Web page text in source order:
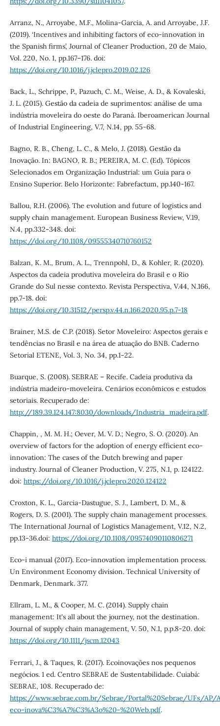
Arranz, N., Arroyabe, M.F., Molina-Garcia, A. and Arroyabe, J.F.
(2019). ‘Incentives and inhibiting factors of eco-innovation in
the Spanish firms’, Journal of Cleaner Production, 20 de Maio,
Vol. 220, No. 1, pp.167–176. doi:
https://doi.org/10.1016/j.jclepro.2019.02.126
Back, L., Schrippe, P., Pazuch, C. M., Weise, A. D., & Kovaleski,
J. L. (2015). Gestão da cadeia de suprimentos: análise de uma
indústria moveleira do oeste do Paraná. Iberoamerican Journal
of Industrial Engineering, V.7, N.14, pp. 55-68.
Bagno, R. B., Cheng, L. C., & Melo, J. (2018). Gestão da
Inovação. In: BAGNO, R. B.; PEREIRA, M. C. (Ed). Tópicos
Selecionados em Organização Industrial: um Guia para o
Ensino Superior. Belo Horizonte: Fabrefactum, pp.140-167.
Ballou, R.H. (2006). The evolution and future of logistics and
supply chain management. European Business Review, V.19,
N.4, pp.332-348. doi:
https://doi.org/10.1108/09555340710760152
Balzan, K. M., Brum, A. L., Trennpohl, D., & Kohler, R. (2020).
Aspectos da cadeia produtiva moveleira do Brasil e o Rio
Grande do Sul nesse contexto. Revista Perspectiva, V.44, N.166,
pp.7-18. doi:
https://doi.org/10.31512/persp.v.44.n.166.2020.95.p.7-18
Brainer, M.S. de C.P. (2018). Setor Moveleiro: Aspectos gerais e
tendências no Brasil e na área de atuação do BNB. Caderno
Setorial ETENE, Vol. 3, No. 34, pp.1-22.
Buarque, S. (2008). SEBRAE – Recife. Cadeia produtiva da
indústria madeiro-moveleira. Cenários econômicos e estudos
setoriais. Recuperado de:
http://189.39.124.147:8030/downloads/Industria_madeira.pdf.
Chappin, , M. M. H.; Oever, M. V. D.; Negro, S. O. (2020). An
overview of factors for the adoption of energy efficient eco-
innovation: The cases of the Dutch brewing and paper
industry. Journal of Cleaner Production, V. 275, N.1, p. 124122.
doi: https://doi.org/10.1016/j.jclepro.2020.124122
Croxton, K. L., Garcia-Dastugue, S. J., Lambert, D. M., &
Rogers, D. S. (2001). The supply chain management processes.
The International Journal of Logistics Management, V.12, N.2,
pp.13-36.doi: https://doi.org/10.1108/09574090110806271
Eco-i manual (2017). Eco-innovation implementation process.
Un Environment Economy division. Technical University of
Denmark, Denmark. 377.
Ellram, L. M., & Cooper, M. C. (2014). Supply chain
management: It's all about the journey, not the destination.
Journal of supply chain management, V. 50, N.1, p.p.8-20. doi:
https://doi.org/10.1111/jscm.12043
Ferrari, J., & Taques, R. (2017). Ecoinovações nos pequenos
negócios. 1 ed. Centro SEBRAE de Sustentabilidade. Cuiabá:
SEBRAE, 108. Recuperado de:
https://www.sebrae.com.br/Sebrae/Portal%20Sebrae/UFs/AP/
eco-inova%C3%A7%C3%A3o%20-%20Web.pdf.